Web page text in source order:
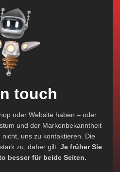
touch
oder Website haben – oder
und der Markenbekanntheit
uns zu kontaktieren. Die
zu, daher gilt: Je früher Sie
besser für beide Seiten.